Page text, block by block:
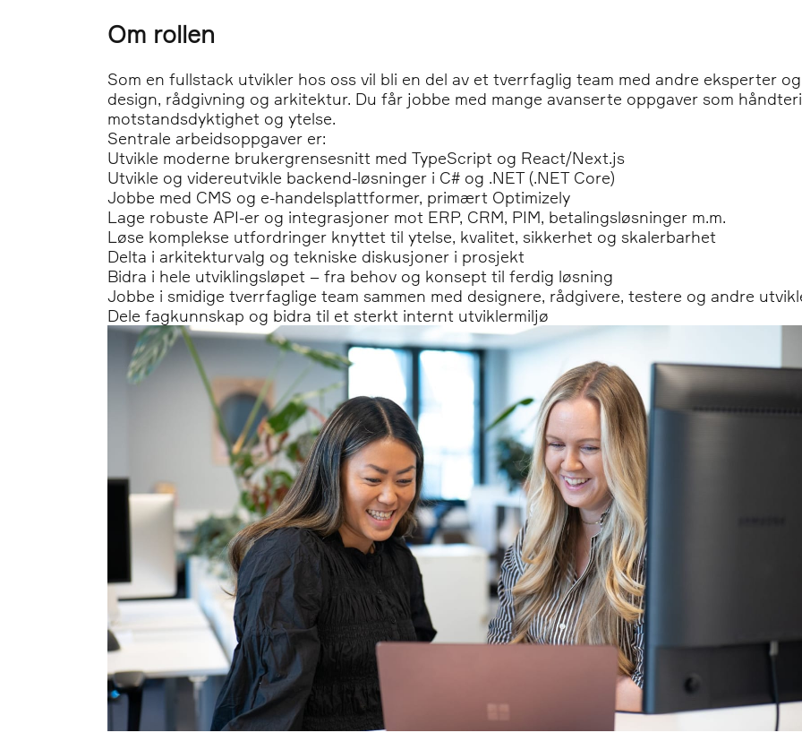
Om rollen
Som en fullstack utvikler hos oss vil bli en del av et tverrfaglig team med andre eksperter
design, rådgivning og arkitektur. Du får jobbe med mange avanserte oppgaver som
motstandsdyktighet og ytelse.
Sentrale arbeidsoppgaver er:
Utvikle moderne brukergrensesnitt med TypeScript og React/Next.js
Utvikle og videreutvikle backend-løsninger i C# og .NET (.NET Core)
Jobbe med CMS og e-handelsplattformer, primært Optimizely
Lage robuste API-er og integrasjoner mot ERP, CRM, PIM, betalingsløsninger m.m.
Løse komplekse utfordringer knyttet til ytelse, kvalitet, sikkerhet og skalerbarhet
Delta i arkitekturvalg og tekniske diskusjoner i prosjekt
Bidra i hele utviklingsløpet – fra behov og konsept til ferdig løsning
Jobbe i smidige tverrfaglige team sammen med designere, rådgivere, testere og andre
Dele fagkunnskap og bidra til et sterkt internt utviklermiljø